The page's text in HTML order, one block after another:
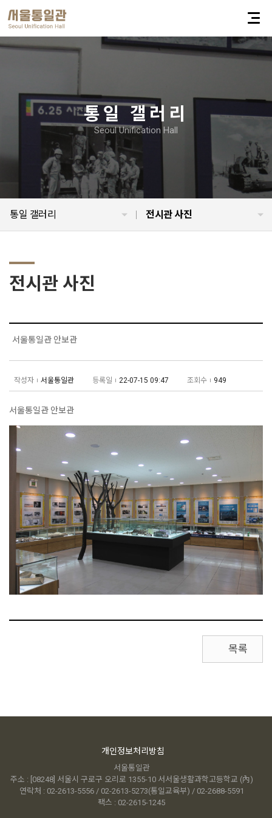
통일 갤러리
Seoul Unification Hall
통일 갤러리 전시관 사진
전시관 사진
서울통일관 안보관
작성자 서울통일관 등록일 22-07-15 09:47 조회수 949
서울통일관 안보관
목록
개인정보처리방침
서울통일관
주소 : [08248] 서울시 구로구 오리로 1355-10 서서울생활과학고등학교 (內)
연락처 : 02-2613-5556 / 02-2613-5273(통일교육부) / 02-2688-5591
팩스 : 02-2615-1245